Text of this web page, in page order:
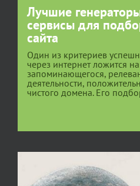
Лучшие
сервисы для
сайта
Один из критериев
через интернет ложится
запоминающегося,
деятельности,
чистого домена. Его